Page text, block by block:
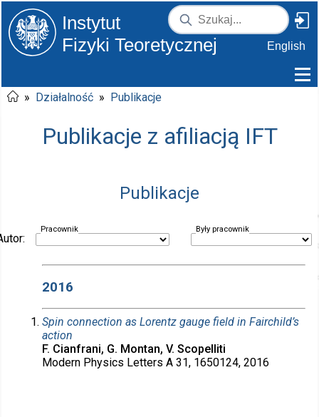
Instytut
Fizyki Teoretycznej
English
» Działalność » Publikacje
Publikacje z afiliacją IFT
Publikacje
Pracownik Były pracownik
2016
Spin connection as Lorentz gauge field in Fairchild’s
action
F. Cianfrani, G. Montan, V. Scopelliti
Modern Physics Letters A 31, 1650124, 2016